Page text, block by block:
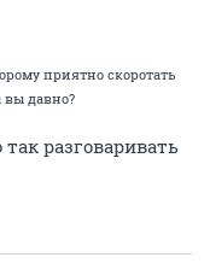
приятно скоротать
давно?
так разговаривать